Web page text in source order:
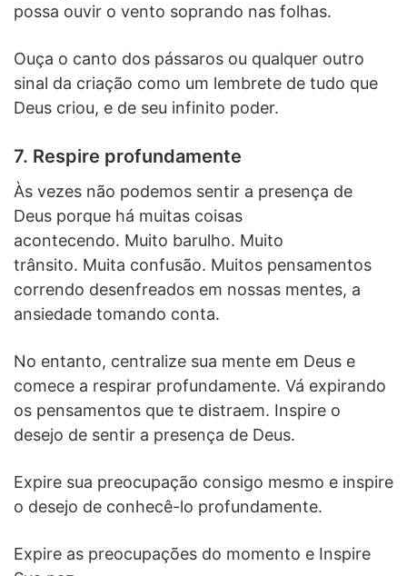
possa ouvir o vento soprando nas folhas.
Ouça o canto dos pássaros ou qualquer outro
sinal da criação como um lembrete de tudo que
Deus criou, e de seu infinito poder.
7. Respire profundamente
Às vezes não podemos sentir a presença de
Deus porque há muitas coisas
acontecendo. Muito barulho. Muito
trânsito. Muita confusão. Muitos pensamentos
correndo desenfreados em nossas mentes, a
ansiedade tomando conta.
No entanto, centralize sua mente em Deus e
comece a respirar profundamente. Vá expirando
os pensamentos que te distraem. Inspire o
desejo de sentir a presença de Deus.
Expire sua preocupação consigo mesmo e inspire
o desejo de conhecê-lo profundamente.
Expire as preocupações do momento e Inspire